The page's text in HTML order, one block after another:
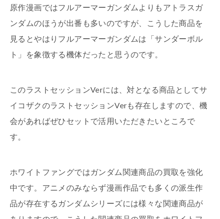
原作漫画ではフルアーマーガンダムよりもアトラスガ
ンダムのほうが出番も多いのですが、こうした商品を
見るとやはりフルアーマーガンダムは「サンダーボル
ト」を象徴する機体だったと思うのです。
このラストセッションVerには、対となる商品としてサ
イコザクのラストセッションVerも存在しますので、機
会があればぜひセットで活用いただきたいところで
す。
ホワイトファングではガンダム関連商品の買取を強化
中です。アニメのみならず漫画作品でも多くの派生作
品が存在するガンダムシリーズには様々な関連商品が